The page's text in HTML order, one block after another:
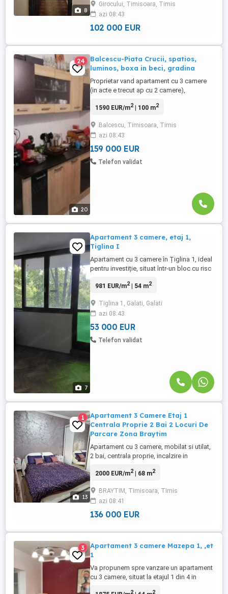
8
Girocului. Poziția este excelentă, având în
imediata apropiere piață, școli, Spitalul
Județean, ...
Girocului, Timisoara, Timis
azi 08:43
102 000 EUR
20
24
Balcescu-Piata Crucii, spatios,
luminos, boxa in beci, gradina
Proprietar vand apartament cu 3 camere
(in acte e trecut ap cu 2 camere),
iarna, situat la etajul 1, intr-o casa vila cu 1
suprafata construita totala de aprox
140m2, curte linistita, in Timisoara, Zona
Blacescu- Piata ...
1590 EUR/m2| 100 m2
Balcescu, Timisoara, Timis
azi 08:43
159 000 EUR
Telefon validat
7
Apartament 3 camere, etaj 1,
Tiglina I
Apartament cu 3 camere în Țiglina 1, ideal
pentru investiție, situat într-un bloc cu risc
vânzare. Apartamentul este situat la etajul
Oraselul Copiilor si Complexul Francezi.
Apartamentul este doar igienizat, fara
imbunatatiri. ...
981 EUR/m2| 54 m2
Tiglina 1, Galati, Galati
azi 08:43
53 000 EUR
Telefon validat
13
1
Apartament 3 Camere Etaj 1
Centrala Proprie 2 Bai 2 Locuri De
Parcare Zona Braytim
Apartament cu 3 camere, mobilat si utilat,
2 bai, centrala proprie, incalzire in
fiecare incaperer,e aer conditionat, rulouri
etajul 1 din 3 si 2 locuri de parcare inscrise
in Cf. Bloc nou din 2020, strada asfaltata.
Foarte ...
2000 EUR/m2| 68 m2
BRAYTIM, Timisoara, Timis
azi 08:41
136 000 EUR
3
Apartament 3 camere Mazepa 1, ,et
1
Va propunem spre vanzare un apartament
cu 3 camere, situat la etajul 1 din 4 in
2 2